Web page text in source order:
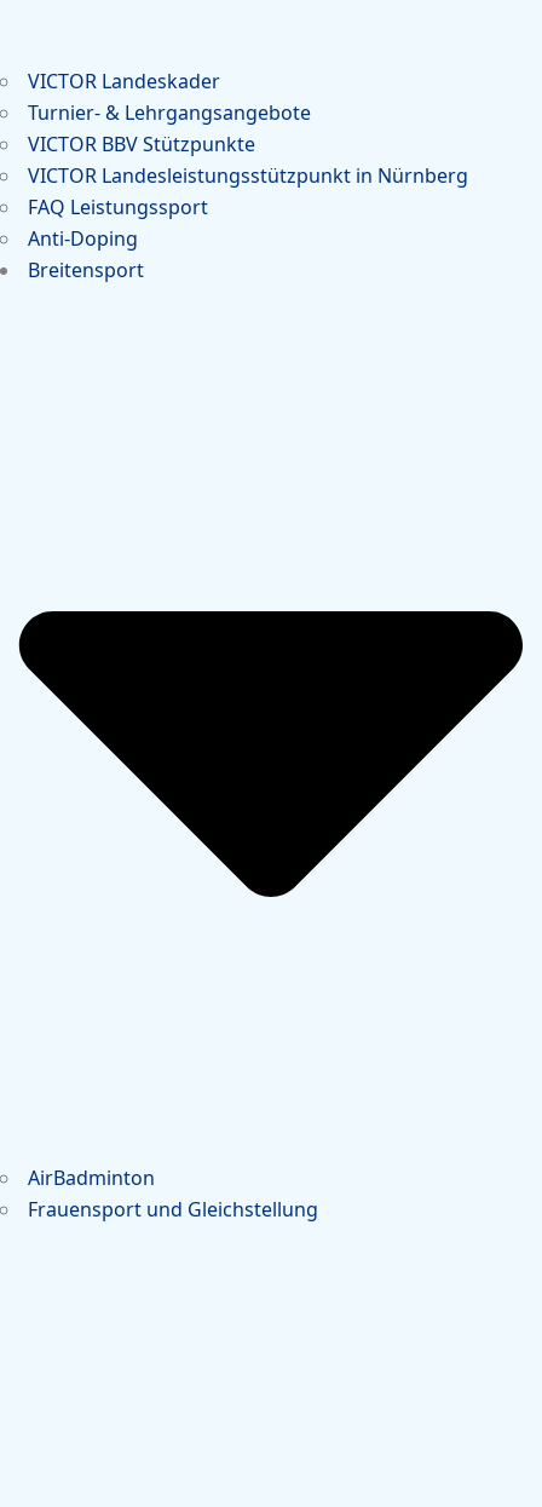
VICTOR Landeskader
Turnier- & Lehrgangsangebote
VICTOR BBV Stützpunkte
VICTOR Landesleistungsstützpunkt in Nürnberg
FAQ Leistungssport
Anti-Doping
Breitensport
AirBadminton
Frauensport und Gleichstellung